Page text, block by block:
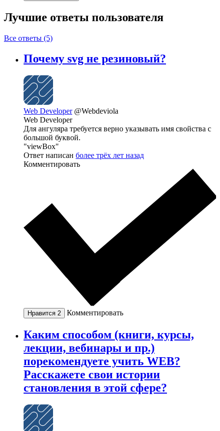
Лучшие ответы пользователя
Все ответы (5)
Почему svg не резиновый?
Web Developer @Webdeviola
Web Developer
Для ангуляра требуется верно указывать имя свойства с
большой буквой.
"viewBox"
Ответ написан более трёх лет назад
Комментировать
Нравится 2 Комментировать
Каким способом (книги, курсы,
лекции, вебинары и пр.)
порекомендуете учить WEB?
Расскажете свои истории
становления в этой сфере?